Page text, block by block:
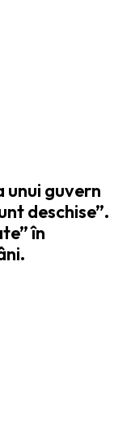
unui guvern
deschise”.
în